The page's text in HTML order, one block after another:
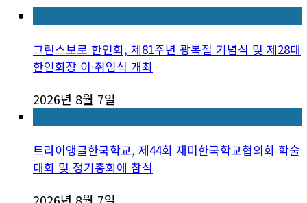
그린스보로 한인회, 제81주년 광복절 기념식 및 제28대
한인회장 이·취임식 개최
2026년 8월 7일
트라이앵글한국학교, 제44회 재미한국학교협의회 학술
대회 및 정기총회에 참석